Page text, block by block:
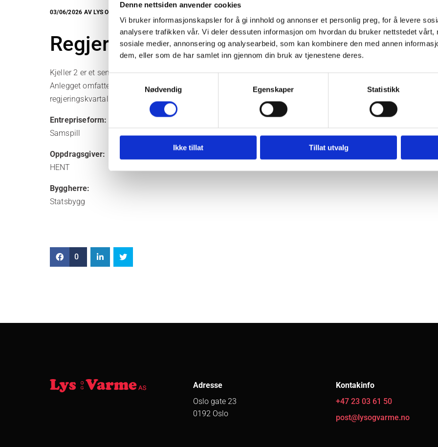
Denne nettsiden anvender cookies
Vi bruker informasjonskapsler for å gi innhold og annonser et personlig preg, for å levere
analysere trafikken vår. Vi deler dessuten informasjon om hvordan du bruker nettstedet vårt,
sosiale medier, annonsering og analysearbeid, som kan kombinere den med annen
dem, eller som de har samlet inn gjennom din bruk av tjenestene deres.
Samtykkevalg
Nødvendig
Egenskaper Statistikk
Ikke tillat Tillat utvalg
03/06/2026 AV LYS OG VARME
Regjeringskvartalet Kjeller 2 med opsjon
Kjeller 2 er et sentralt infrastrukturanlegg på ca. 10.000m², lokalisert mellom A-blokken, Ring 1 og Møllergata.
Anlegget omfatter vare- og avfallshåndtering, tekniske installasjoner, sykkelparkering og en underjordisk
regjeringskvartalet sammen.
Entrepriseform:
Samspill
Oppdragsgiver:
HENT
Byggherre:
Statsbygg
0
Adresse
Oslo gate 23
0192 Oslo
Kontakinfo
+47 23 03 61 50
post@lysogvarme.no